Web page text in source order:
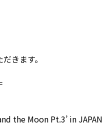
きます。
the Moon Pt.3’ in JAPAN